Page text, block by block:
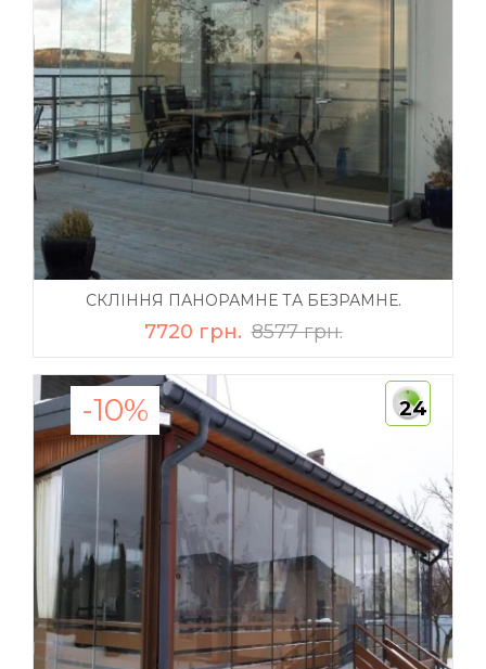
СКЛІННЯ ПАНОРАМНЕ ТА БЕЗРАМНЕ.
7720 грн. 8577 грн.
-10% 24